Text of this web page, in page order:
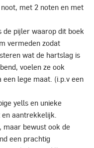
met 2 noten en met
de pijler waarop dit boek
vermeden zodat
wat de hartslag is
voelen ze ook
lege maat. (i.p.v een
yells en unieke
aantrekkelijk.
maar bewust ook de
een prachtig